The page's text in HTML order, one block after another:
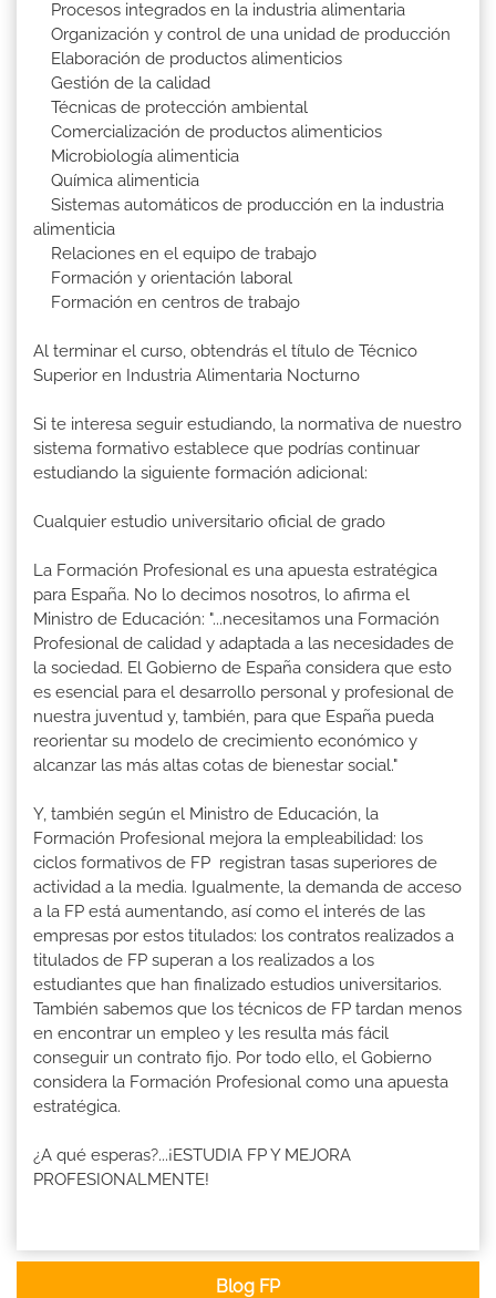
Procesos integrados en la industria alimentaria
Organización y control de una unidad de producción
Elaboración de productos alimenticios
Gestión de la calidad
Técnicas de protección ambiental
Comercialización de productos alimenticios
Microbiología alimenticia
Química alimenticia
Sistemas automáticos de producción en la industria
alimenticia
Relaciones en el equipo de trabajo
Formación y orientación laboral
Formación en centros de trabajo
Al terminar el curso, obtendrás el título de Técnico
Superior en Industria Alimentaria Nocturno
Si te interesa seguir estudiando, la normativa de nuestro
sistema formativo establece que podrías continuar
estudiando la siguiente formación adicional:
Cualquier estudio universitario oficial de grado
La Formación Profesional es una apuesta estratégica
para España. No lo decimos nosotros, lo afirma el
Ministro de Educación: "...necesitamos una Formación
Profesional de calidad y adaptada a las necesidades de
la sociedad. El Gobierno de España considera que esto
es esencial para el desarrollo personal y profesional de
nuestra juventud y, también, para que España pueda
reorientar su modelo de crecimiento económico y
alcanzar las más altas cotas de bienestar social."
Y, también según el Ministro de Educación, la
Formación Profesional mejora la empleabilidad: los
ciclos formativos de FP registran tasas superiores de
actividad a la media. Igualmente, la demanda de acceso
a la FP está aumentando, así como el interés de las
empresas por estos titulados: los contratos realizados a
titulados de FP superan a los realizados a los
estudiantes que han finalizado estudios universitarios.
También sabemos que los técnicos de FP tardan menos
en encontrar un empleo y les resulta más fácil
conseguir un contrato fijo. Por todo ello, el Gobierno
considera la Formación Profesional como una apuesta
estratégica.
¿A qué esperas?...¡ESTUDIA FP Y MEJORA
PROFESIONALMENTE!
Blog FP